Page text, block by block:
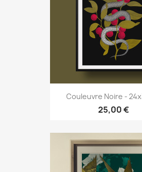
Couleuvre Noire -
25,00 €